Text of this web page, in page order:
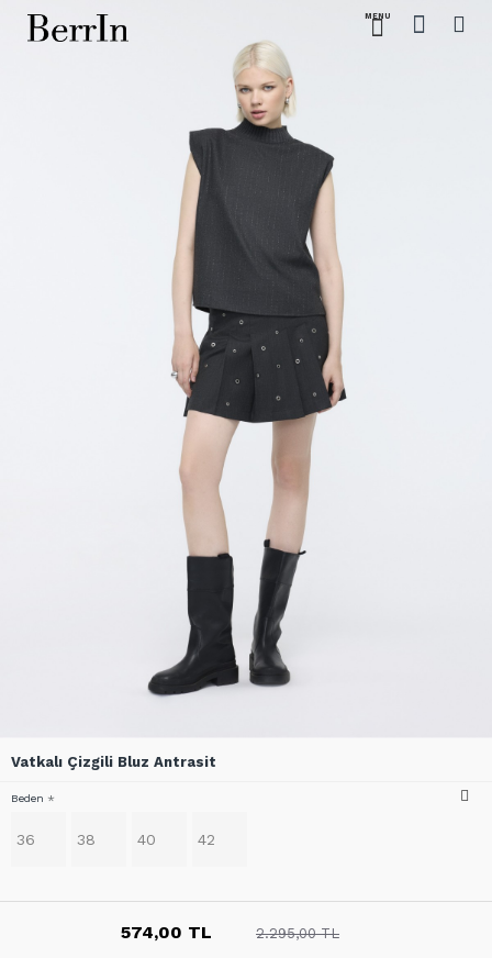
Vatkalı Çizgili Bluz Antrasit
574,00 TL 2.295,00 TL
Beden
36 38 40 42